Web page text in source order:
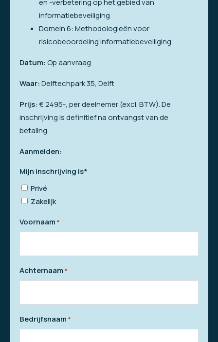
en -verbetering op het gebied van
informatiebeveiliging
Domein 6: Methodologieën voor
risicobeoordeling informatiebeveiliging
Datum:Op aanvraag
Waar:Delftechpark 35, Delft
Prijs:€ 2495-, per deelnemer (excl. BTW). De
inschrijving is definitief na ontvangst van de
betaling.
Aanmelden:
Mijn inschrijving is*
Privé
Zakelijk
Voornaam *
Achternaam *
Bedrijfsnaam *